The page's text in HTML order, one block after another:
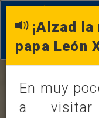
¡Alzad
papa León
En muy
a visitar